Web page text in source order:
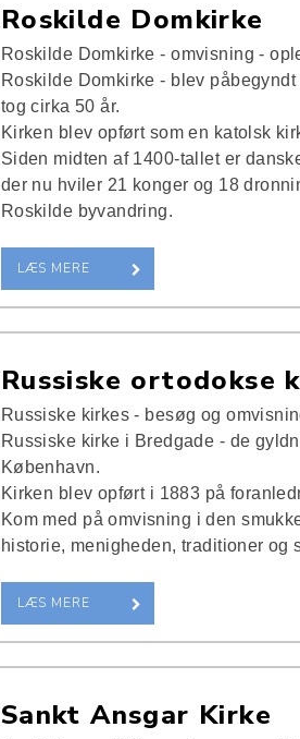
Roskilde Domkirke
Roskilde Domkirke - omvisning -
Roskilde Domkirke - blev
tog cirka 50 år.
Kirken blev opført som en katolsk
Siden midten af 1400-tallet er
der nu hviler 21 konger og 18
Roskilde byvandring.
LÆS MERE
Russiske ortodokse
Russiske kirkes - besøg og
Russiske kirke i Bredgade - de
København.
Kirken blev opført i 1883 på
Kom med på omvisning i den
historie, menigheden, traditioner og
LÆS MERE
Sankt Ansgar Kirke